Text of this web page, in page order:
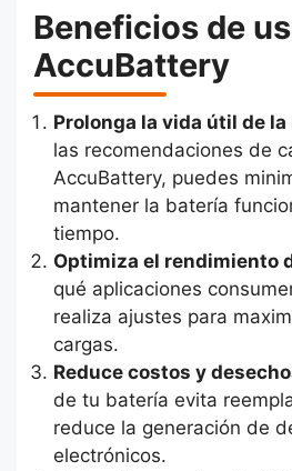
Beneficios de
AccuBattery
Prolonga la vida útil de
las recomendaciones de
AccuBattery, puedes
mantener la batería
tiempo.
Optimiza el rendimiento
qué aplicaciones
realiza ajustes para
cargas.
Reduce costos y
de tu batería evita
reduce la generación de
electrónicos.